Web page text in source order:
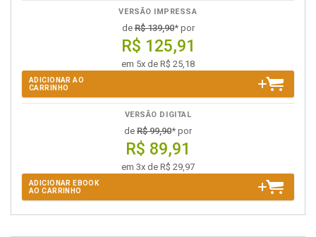
VERSÃO IMPRESSA
deR$ 139,90* por
R$ 125,91
em 5x de R$ 25,18
ADICIONAR AO
CARRINHO
VERSÃO DIGITAL
de R$ 99,90* por
R$ 89,91
em 3x de R$ 29,97
ADICIONAR EBOOK
AO CARRINHO